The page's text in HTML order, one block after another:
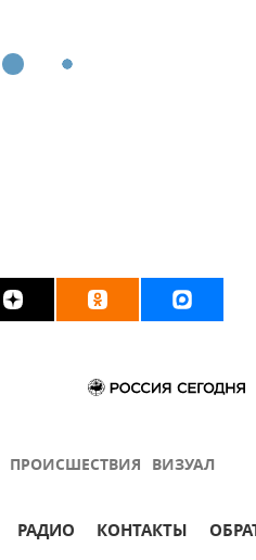
ПРОИСШЕСТВИЯ ВИЗУАЛ
РАДИО КОНТАКТЫ